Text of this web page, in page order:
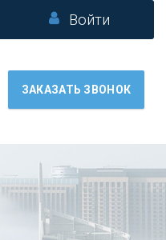
Войти
ЗАКАЗАТЬ ЗВОНОК